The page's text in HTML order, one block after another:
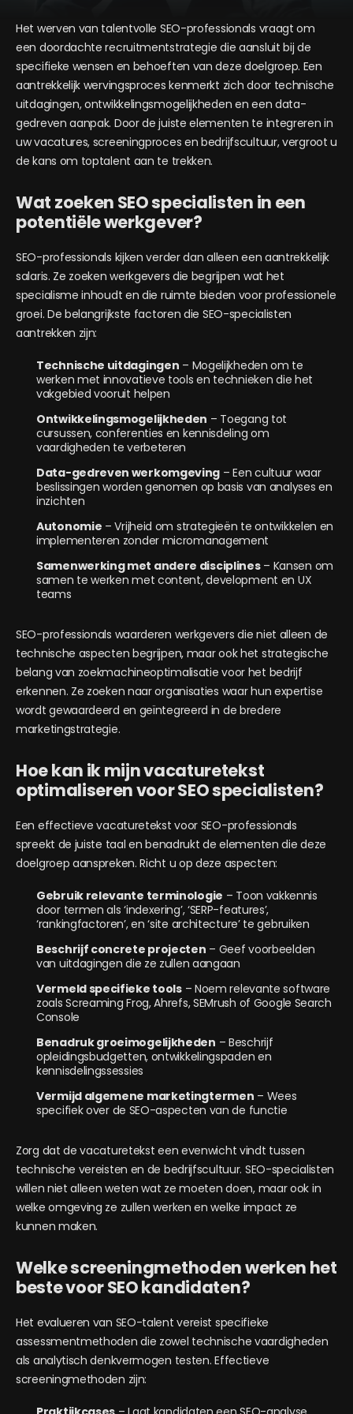
Het werven van talentvolle SEO-professionals vraagt om
een doordachte recruitmentstrategie die aansluit bij de
specifieke wensen en behoeften van deze doelgroep. Een
aantrekkelijk wervingsproces kenmerkt zich door technische
uitdagingen, ontwikkelingsmogelijkheden en een data-
gedreven aanpak. Door de juiste elementen te integreren in
uw vacatures, screeningproces en bedrijfscultuur, vergroot u
de kans om toptalent aan te trekken.
Wat zoeken SEO specialisten in een
potentiële werkgever?
SEO-professionals kijken verder dan alleen een aantrekkelijk
salaris. Ze zoeken werkgevers die begrijpen wat het
specialisme inhoudt en die ruimte bieden voor professionele
groei. De belangrijkste factoren die SEO-specialisten
aantrekken zijn:
Technische uitdagingen – Mogelijkheden om te
werken met innovatieve tools en technieken die het
vakgebied vooruit helpen
Ontwikkelingsmogelijkheden – Toegang tot
cursussen, conferenties en kennisdeling om
vaardigheden te verbeteren
Data-gedreven werkomgeving – Een cultuur waar
beslissingen worden genomen op basis van analyses en
inzichten
Autonomie – Vrijheid om strategieën te ontwikkelen en
implementeren zonder micromanagement
Samenwerking met andere disciplines– Kansen om
samen te werken met content, development en UX
teams
SEO-professionals waarderen werkgevers die niet alleen de
technische aspecten begrijpen, maar ook het strategische
belang van zoekmachineoptimalisatie voor het bedrijf
erkennen. Ze zoeken naar organisaties waar hun expertise
wordt gewaardeerd en geïntegreerd in de bredere
marketingstrategie.
Hoe kan ik mijn vacaturetekst
optimaliseren voor SEO specialisten?
Een effectieve vacaturetekst voor SEO-professionals
spreekt de juiste taal en benadrukt de elementen die deze
doelgroep aanspreken. Richt u op deze aspecten:
Gebruik relevante terminologie – Toon vakkennis
door termen als ‘indexering’, ‘SERP-features’,
‘rankingfactoren’, en ‘site architecture’ te gebruiken
Beschrijf concrete projecten – Geef voorbeelden
van uitdagingen die ze zullen aangaan
Vermeld specifieke tools– Noem relevante software
zoals Screaming Frog, Ahrefs, SEMrush of Google Search
Console
Benadruk groeimogelijkheden – Beschrijf
opleidingsbudgetten, ontwikkelingspaden en
kennisdelingssessies
Vermijd algemene marketingtermen – Wees
specifiek over de SEO-aspecten van de functie
Zorg dat de vacaturetekst een evenwicht vindt tussen
technische vereisten en de bedrijfscultuur. SEO-specialisten
willen niet alleen weten wat ze moeten doen, maar ook in
welke omgeving ze zullen werken en welke impact ze
kunnen maken.
Welke screeningmethoden werken het
beste voor SEO kandidaten?
Het evalueren van SEO-talent vereist specifieke
assessmentmethoden die zowel technische vaardigheden
als analytisch denkvermogen testen. Effectieve
screeningmethoden zijn: